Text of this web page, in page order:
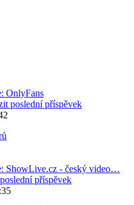
OnlyFans
poslední příspěvek
ShowLive.cz - český video…
příspěvek